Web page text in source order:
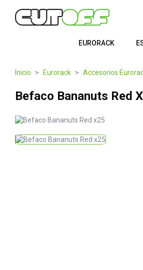
EURORACK
Inicio Eurorack Accesorios
Befaco Bananuts Red